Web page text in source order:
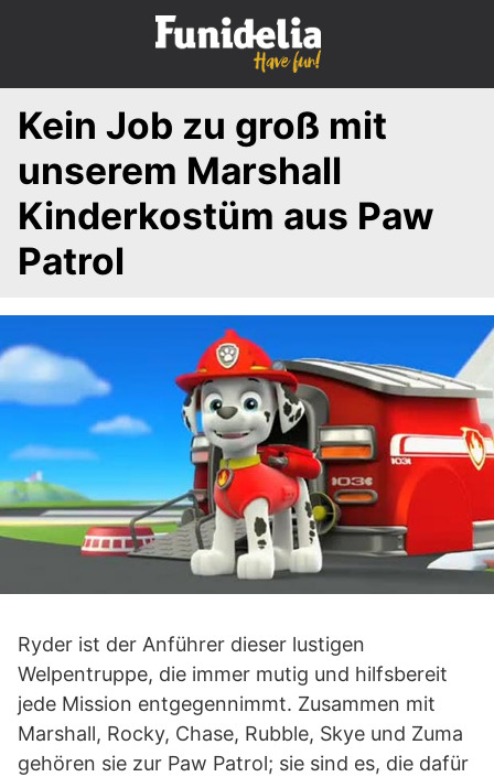
p
Kein Job zu groß mit
unserem Marshall
Kinderkostüm aus Paw
Patrol
Ryder ist der Anführer dieser lustigen
Welpentruppe, die immer mutig und hilfsbereit
jede Mission entgegennimmt. Zusammen mit
Marshall, Rocky, Chase, Rubble, Skye und Zuma
gehören sie zur Paw Patrol; sie sind es, die dafür